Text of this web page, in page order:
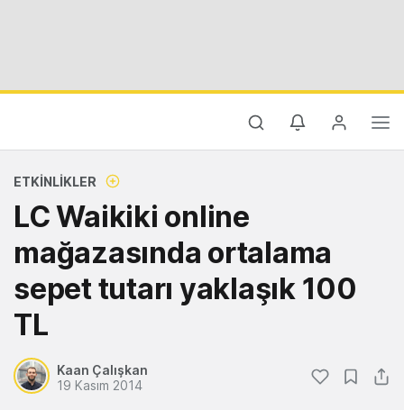
ETKINLIKLER
LC Waikiki online
mağazasında ortalama
sepet tutarı yaklaşık 100
TL
Kaan Çalışkan
19 Kasım 2014